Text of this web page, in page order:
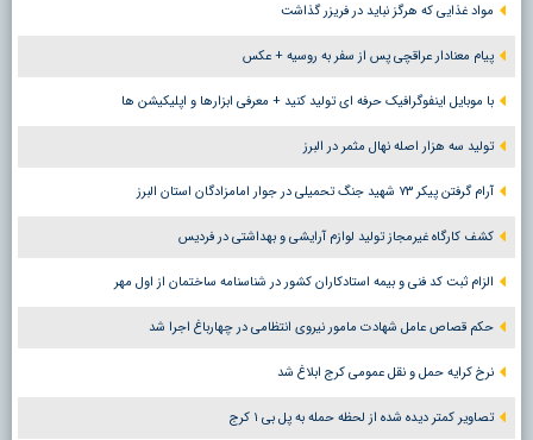
مواد غذایی که هرگز نباید در فریزر گذاشت
پیام معنادار عراقچی پس از سفر به روسیه + عکس
با موبایل اینفوگرافیک حرفه ای تولید کنید + معرفی ابزارها و اپلیکیشن ها
تولید سه هزار اصله نهال مثمر در البرز
آرام گرفتن پیکر ۷۳ شهید جنگ تحمیلی در جوار امامزادگان استان البرز
کشف کارگاه غیرمجاز تولید لوازم آرایشی و بهداشتی در فردیس
الزام ثبت کد فنی و بیمه استادکاران کشور در شناسنامه ساختمان از اول مهر
حکم قصاص عامل شهادت مامور نیروی انتظامی در چهارباغ اجرا شد
نرخ کرایه حمل و نقل عمومی کرج ابلاغ شد
تصاویر کمتر دیده شده از لحظه حمله به پل بی ۱ کرج